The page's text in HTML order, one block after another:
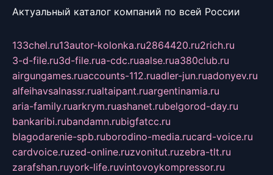
Актуальный каталог компаний по всей России
133chel.ru13autor-kolonka.ru2864420.ru2rich.ru
3-d-file.ru3d-file.rua-cdc.ruaalse.rua380club.ru
airgungames.ruaccounts-112.ruadler-jun.ruadonyev.ru
alfeihavsalnassr.rualtaipant.ruargentinamia.ru
aria-family.ruarkrym.ruashanet.rubelgorod-day.ru
bankaribi.rubandamn.rubigfatcc.ru
blagodarenie-spb.ruborodino-media.rucard-voice.ru
cardvoice.ruzed-online.ruzvonitut.ruzebra-tlt.ru
zarafshan.ruyork-life.ruvintovoykompressor.ru